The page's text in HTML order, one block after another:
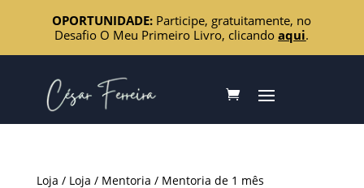
OPORTUNIDADE: Participe, gratuitamente, no
Desafio O Meu Primeiro Livro, clicandoaqui.
Loja / Loja / Mentoria / Mentoria de 1 mês